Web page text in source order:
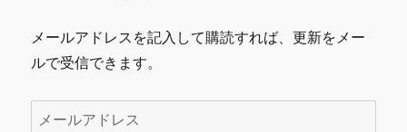
メールアドレスを記入して購読すれば、更新をメー
ルで受信できます。